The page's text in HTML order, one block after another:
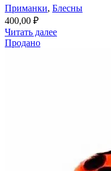
Приманки, Блесны
400,00 ₽
Читать далее
Продано